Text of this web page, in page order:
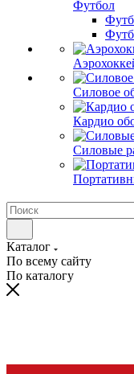
Футбол
Силовое
Кардио
Силовые
Каталог
По всему сайту
По каталогу